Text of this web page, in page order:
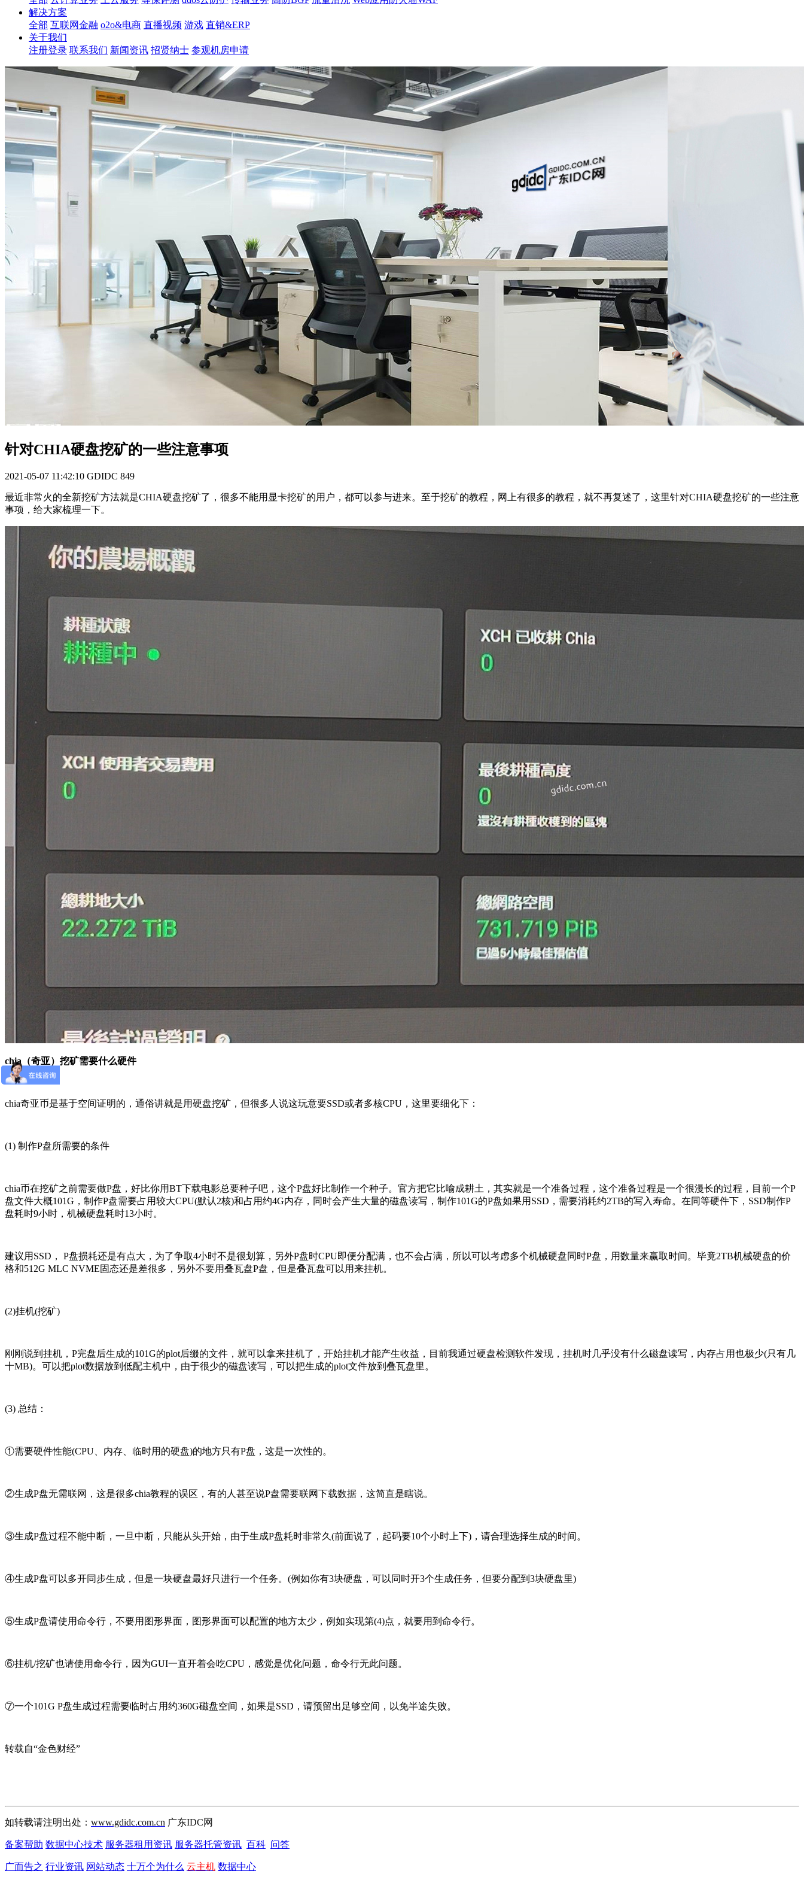
解决方案
全部 互联网金融 o2o&电商 直播视频 游戏 直销&ERP
关于我们
注册登录 联系我们 新闻资讯 招贤纳士 参观机房申请
针对CHIA硬盘挖矿的一些注意事项
2021-05-07 11:42:10 GDIDC 849
最近非常火的全新挖矿方法就是CHIA硬盘挖矿了，很多不能用显卡挖矿的用户，都可以参与进来。至于挖矿的教程，网上有很多的教程，就不再复述了，这里针对CHIA硬盘挖矿的一些注意
事项，给大家梳理一下。
chia（奇亚）挖矿需要什么硬件
chia奇亚币是基于空间证明的，通俗讲就是用硬盘挖矿，但很多人说这玩意要SSD或者多核CPU，这里要细化下：
(1) 制作P盘所需要的条件
chia币在挖矿之前需要做P盘，好比你用BT下载电影总要种子吧，这个P盘好比制作一个种子。官方把它比喻成耕土，其实就是一个准备过程，这个准备过程是一个很漫长的过程，目前一个P
盘文件大概101G，制作P盘需要占用较大CPU(默认2核)和占用约4G内存，同时会产生大量的磁盘读写，制作101G的P盘如果用SSD，需要消耗约2TB的写入寿命。在同等硬件下，SSD制作P
盘耗时9小时，机械硬盘耗时13小时。
建议用SSD， P盘损耗还是有点大，为了争取4小时不是很划算，另外P盘时CPU即便分配满，也不会占满，所以可以考虑多个机械硬盘同时P盘，用数量来赢取时间。毕竟2TB机械硬盘的价
格和512G MLC NVME固态还是差很多，另外不要用叠瓦盘P盘，但是叠瓦盘可以用来挂机。
(2)挂机(挖矿)
刚刚说到挂机，P完盘后生成的101G的plot后缀的文件，就可以拿来挂机了，开始挂机才能产生收益，目前我通过硬盘检测软件发现，挂机时几乎没有什么磁盘读写，内存占用也极少(只有几
十MB)。可以把plot数据放到低配主机中，由于很少的磁盘读写，可以把生成的plot文件放到叠瓦盘里。
(3) 总结：
①需要硬件性能(CPU、内存、临时用的硬盘)的地方只有P盘，这是一次性的。
②生成P盘无需联网，这是很多chia教程的误区，有的人甚至说P盘需要联网下载数据，这简直是瞎说。
③生成P盘过程不能中断，一旦中断，只能从头开始，由于生成P盘耗时非常久(前面说了，起码要10个小时上下)，请合理选择生成的时间。
④生成P盘可以多开同步生成，但是一块硬盘最好只进行一个任务。(例如你有3块硬盘，可以同时开3个生成任务，但要分配到3块硬盘里)
⑤生成P盘请使用命令行，不要用图形界面，图形界面可以配置的地方太少，例如实现第(4)点，就要用到命令行。
⑥挂机/挖矿也请使用命令行，因为GUI一直开着会吃CPU，感觉是优化问题，命令行无此问题。
⑦一个101G P盘生成过程需要临时占用约360G磁盘空间，如果是SSD，请预留出足够空间，以免半途失败。
转载自“金色财经”
如转载请注明出处： www.gdidc.com.cn 广东IDC网
备案帮助 数据中心技术 服务器租用资讯 服务器托管资讯 百科 问答
广而告之 行业资讯 网站动态 十万个为什么 云主机 数据中心